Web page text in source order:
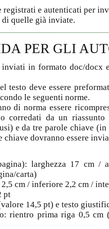
registrati e autenticati per
quelle già inviate.
PER GLI
in formato doc/docx
testo deve essere
le seguenti norme.
di norma essere
corredati da un
e da tre parole chiave
chiave dovranno essere
larghezza 17 cm /
carta)
cm / inferiore 2,2 cm /
pt
14,5 pt) e testo
rientro prima riga 0,5 cm